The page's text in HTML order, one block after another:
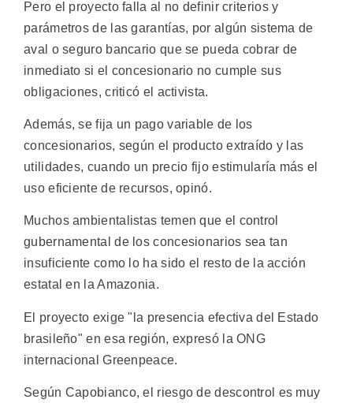
Pero el proyecto falla al no definir criterios y
parámetros de las garantías, por algún sistema de
aval o seguro bancario que se pueda cobrar de
inmediato si el concesionario no cumple sus
obligaciones, criticó el activista.
Además, se fija un pago variable de los
concesionarios, según el producto extraído y las
utilidades, cuando un precio fijo estimularía más el
uso eficiente de recursos, opinó.
Muchos ambientalistas temen que el control
gubernamental de los concesionarios sea tan
insuficiente como lo ha sido el resto de la acción
estatal en la Amazonia.
El proyecto exige "la presencia efectiva del Estado
brasileño" en esa región, expresó la ONG
internacional Greenpeace.
Según Capobianco, el riesgo de descontrol es muy